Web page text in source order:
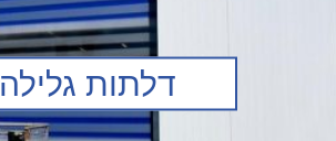
דלתות גלילה